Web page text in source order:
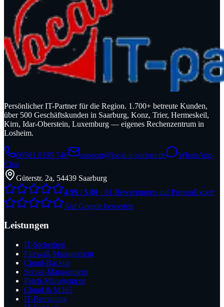
Persönlicher IT-Partner für die Region. 1.700+ betreute Kunden,
über 500 Geschäftskunden in Saarburg, Konz, Trier, Hermeskeil,
Kirn, Idar-Oberstein, Luxemburg — eigenes Rechenzentrum in
Losheim.
06581 8199 746 support@local-it-partner.de
WhatsApp-
Chat
Güterstr. 2a, 54439 Saarburg
4,99 / 5,00 · 81 Bewertungen auf ProvenExpert
Auf Google bewerten
Leistungen
IT-Sicherheit
Firewall-Management
Cloud-Backup
Server-Management
Patch-Management
Cloud & M365
IT-Betreuung